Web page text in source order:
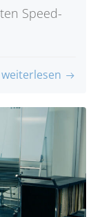
Speed-
weiterlesen